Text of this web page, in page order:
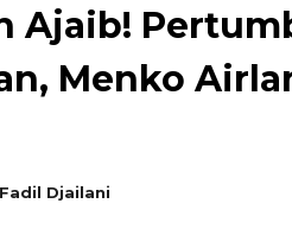
Ajaib!
Menko
Djailani